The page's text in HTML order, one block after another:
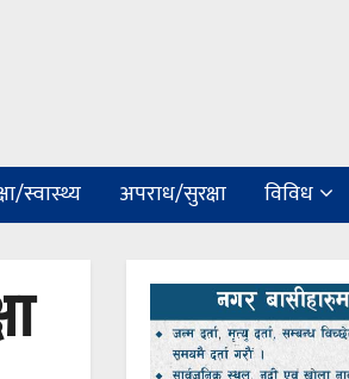
स्वास्थ्य अपराध/सुरक्षा विविध